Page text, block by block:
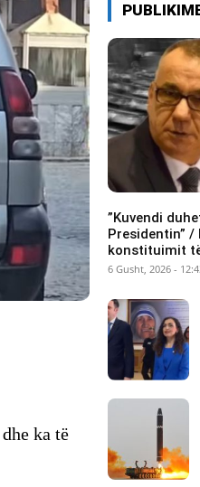
ka të
​”Kuvendi
Presidentin”
konstituimit
6 Gusht, 2026 -